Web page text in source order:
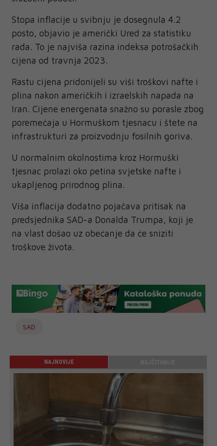
Stopa inflacije u svibnju je dosegnula 4.2
posto, objavio je američki Ured za statistiku
rada. To je najviša razina indeksa potrošačkih
cijena od travnja 2023.
Rastu cijena pridonijeli su viši troškovi nafte i
plina nakon američkih i izraelskih napada na
Iran. Cijene energenata snažno su porasle zbog
poremećaja u Hormuškom tjesnacu i štete na
infrastrukturi za proizvodnju fosilnih goriva.
U normalnim okolnostima kroz Hormuški
tjesnac prolazi oko petina svjetske nafte i
ukapljenog prirodnog plina.
Viša inflacija dodatno pojačava pritisak na
predsjednika SAD-a Donalda Trumpa, koji je
na vlast došao uz obećanje da će sniziti
troškove života.
SAD
NAJNOVIJE